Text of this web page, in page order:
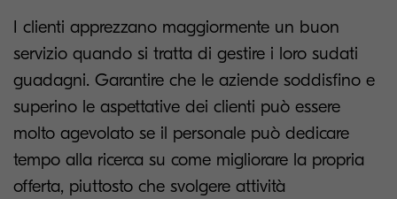
I clienti apprezzano maggiormente un buon
servizio quando si tratta di gestire i loro sudati
guadagni. Garantire che le aziende soddisfino e
superino le aspettative dei clienti può essere
molto agevolato se il personale può dedicare
tempo alla ricerca su come migliorare la propria
offerta, piuttosto che svolgere attività